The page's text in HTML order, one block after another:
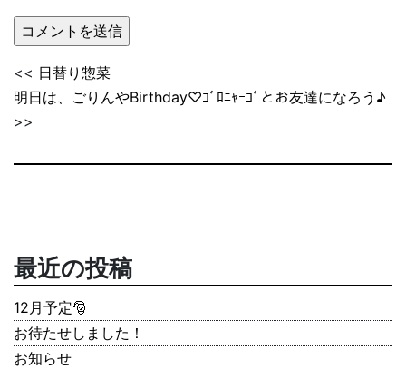
<< 日替り惣菜
明日は、ごりんやBirthday♡ｺﾞﾛﾆｬｰｺﾞとお友達になろう♪
>>
最近の投稿
12月予定🎅
お待たせしました！
お知らせ